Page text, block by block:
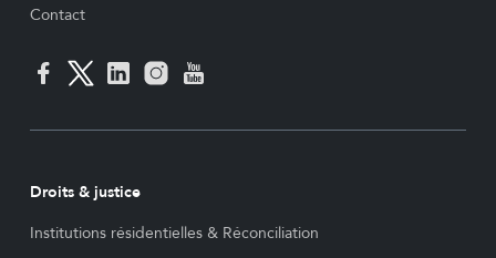
Contact
Droits & justice
Institutions résidentielles & Réconciliation